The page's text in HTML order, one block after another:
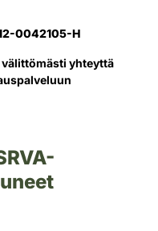
0042105-H
yhteyttä